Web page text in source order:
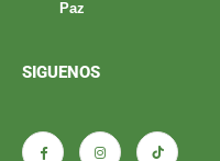
Paz
SIGUENOS